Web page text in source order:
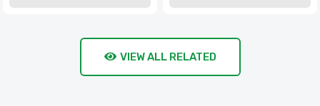
VIEW ALL RELATED